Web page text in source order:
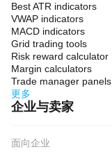
Best ATR indicators
VWAP indicators
MACD indicators
Grid trading tools
Risk reward calculator
Margin calculators
Trade manager panels
更多
企业与卖家
面向企业